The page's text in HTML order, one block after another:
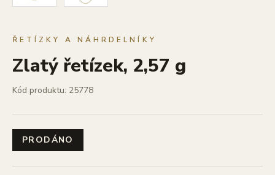
ŘETÍZKY A NÁHRDELNÍKY
Zlatý řetízek, 2,57 g
Kód produktu: 25778
PRODÁNO